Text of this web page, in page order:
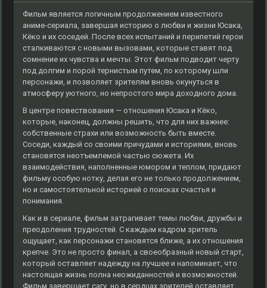
Фильм является логичным продолжением известного
аниме-сериала, завершая историю о любви и жизни Юсака,
Кёко и их соседей. После всех испытаний и перипетий герои
сталкиваются с новыми вызовами, которые ставят под
сомнение их чувства и мечты. Этот фильм подводит черту
под долгим и порой тернистым путем, по которому шли
персонажи, и позволяет зрителям вновь окунуться в
атмосферу уютного, но непростого мира доходного дома.
В центре повествования — отношения Юсака и Кёко,
которые, наконец, должны решить, что для них важнее:
собственные страхи или возможность быть вместе.
Соседи, каждый со своими причудами и историями, вновь
становятся неотъемлемой частью сюжета. Их
взаимодействия, наполненные юмором и теплом, придают
фильму особую нотку, делая его не только продолжением,
но и самостоятельной историей о поисках счастья и
понимания.
Как и в сериале, фильм затрагивает темы любви, дружбы и
преодоления трудностей. С каждым кадром зритель
ощущает, как персонажи становятся ближе, а их отношения
крепче. Это не просто финал, а своеобразный новый старт,
который оставляет надежду на лучшее и напоминает, что
настоящая жизнь полна неожиданностей и возможностей.
Фильм завершает сагу, но в сердцах зрителей оставляет